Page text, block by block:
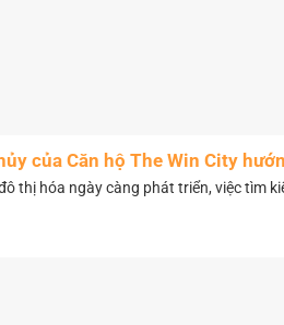
của Căn hộ The Win City
thị hóa ngày càng phát triển, việc tìm